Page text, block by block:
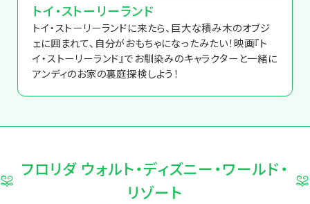
トイ・ストーリーランド
トイ・ストーリーランドに来たら、巨大な積み木のオブジ
ェに囲まれて、自分がおもちゃになったみたい！映画『ト
イ・ストーリーランド』でお馴染みのキャラクターと一緒に
アンディのお家の裏庭探検しよう！
フロリダ ウォルト・ディズニー・ワールド・
リゾート